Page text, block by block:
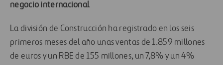
negocio internacional
La división de Construcción ha registrado en los seis
primeros meses del año unas ventas de 1.859 millones
de euros y un RBE de 155 millones, un 7,8% y un 4%